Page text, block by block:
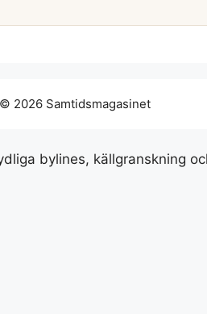
© 2026 Samtidsmagasinet
bylines, källgranskning